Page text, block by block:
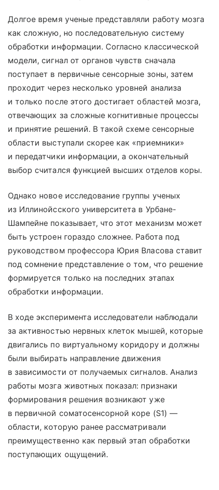
Долгое время ученые представляли работу мозга
как сложную, но последовательную систему
обработки информации. Согласно классической
модели, сигнал от органов чувств сначала
поступает в первичные сенсорные зоны, затем
проходит через несколько уровней анализа
и только после этого достигает областей мозга,
отвечающих за сложные когнитивные процессы
и принятие решений. В такой схеме сенсорные
области выступали скорее как «приемники»
и передатчики информации, а окончательный
выбор считался функцией высших отделов коры.
Однако новое исследование группы ученых
из Иллинойсского университета в Урбане-
Шампейне показывает, что этот механизм может
быть устроен гораздо сложнее. Работа под
руководством профессора Юрия Власова ставит
под сомнение представление о том, что решение
формируется только на последних этапах
обработки информации.
В ходе эксперимента исследователи наблюдали
за активностью нервных клеток мышей, которые
двигались по виртуальному коридору и должны
были выбирать направление движения
в зависимости от получаемых сигналов. Анализ
работы мозга животных показал: признаки
формирования решения возникают уже
в первичной соматосенсорной коре (S1) —
области, которую ранее рассматривали
преимущественно как первый этап обработки
поступающих ощущений.